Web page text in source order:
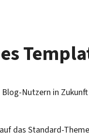
Nutzern in
das Standard-